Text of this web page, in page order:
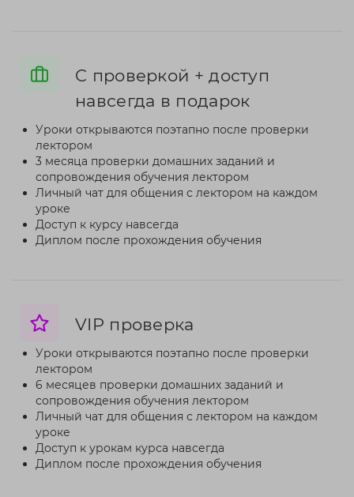
C проверкой + доступ
навсегда в подарок
Уроки открываются поэтапно после проверки
лектором
3 месяца проверки домашних заданий и
сопровождения обучения лектором
Личный чат для общения с лектором на каждом
уроке
Доступ к курсу навсегда
Диплом после прохождения обучения
VIP проверка
Уроки открываются поэтапно после проверки
лектором
6 месяцев проверки домашних заданий и
сопровождения обучения лектором
Личный чат для общения с лектором на каждом
уроке
Доступ к урокам курса навсегда
Диплом после прохождения обучения